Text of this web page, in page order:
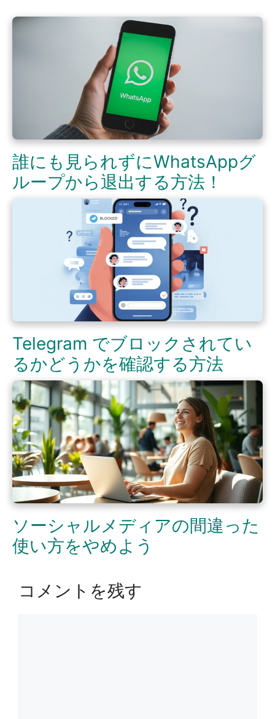
誰にも見られずにWhatsAppグ
ループから退出する方法！
Telegram でブロックされてい
るかどうかを確認する方法
ソーシャルメディアの間違った
使い方をやめよう
コメントを残す